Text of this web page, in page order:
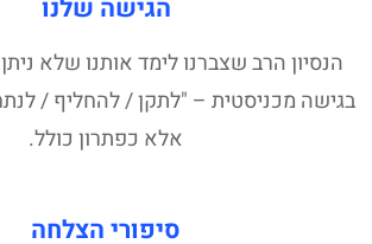
הגישה שלנו
הנסיון הרב שצברנו לימד אותנו שלא
בגישה מכניסטית – "לתקן / להחליף /
אלא כפתרון כולל.
סיפורי הצלחה